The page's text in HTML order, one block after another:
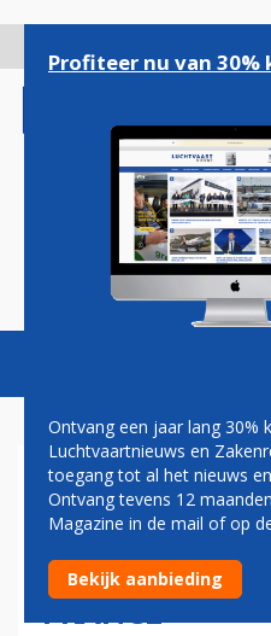
gaan
Magazine
AL LANGER
STAKINGEN
DRUPPEL
FRANCE
Profiteer nu van
Ontvang een jaar lang 30%
Luchtvaartnieuws en
toegang tot al het nieuws
Ontvang tevens 12
Magazine in de mail of op
Bekijk aanbieding